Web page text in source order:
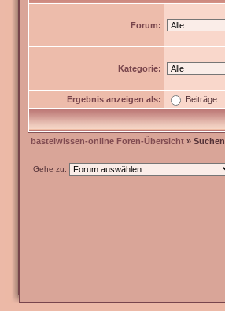
Forum:
Kategorie:
Ergebnis anzeigen als: Beiträge
bastelwissen-online Foren-Übersicht » Suchen
Gehe zu: